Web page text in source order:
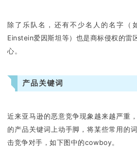
除了乐队名，还有不少名人的名字（
Einstein爱因斯坦等）也是商标侵权的雷
心。
产品关键词
近来亚马逊的恶意竞争现象越来越严重
的产品关键词上动手脚，将某些常用的
击竞争对手，如下图中的cowboy。